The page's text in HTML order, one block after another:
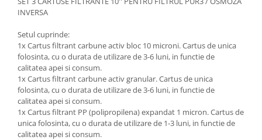
INVERSA
Setul cuprinde:
1x Cartus filtrant carbune activ bloc 10 microni. Cartus de unica
folosinta, cu o durata de utilizare de 3-6 luni, in functie de
calitatea apei si consum.
1x Cartus filtrant carbune activ granular. Cartus de unica
folosinta, cu o durata de utilizare de 3-6 luni, in functie de
calitatea apei si consum.
1x Cartus filtrant PP (polipropilena) expandat 1 micron. Cartus de
unica folosinta, cu o durata de utilizare de 1-3 luni, in functie de
calitatea apei si consum.